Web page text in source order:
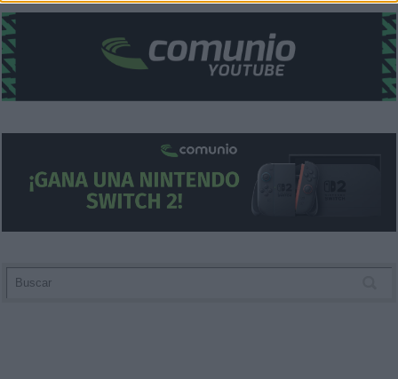
functionality and fraud prevention, and other